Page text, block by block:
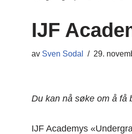
IJF
av Sven Sodal 29.
Du kan nå søke om å få
IJF Academys